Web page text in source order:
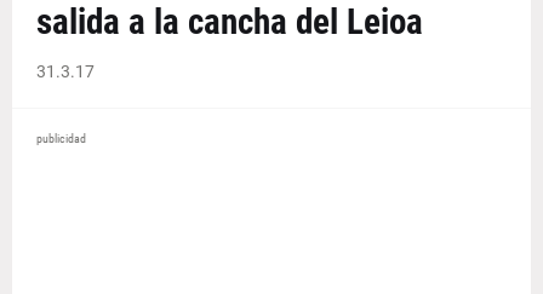
salida a la cancha del Leioa
31.3.17
publicidad